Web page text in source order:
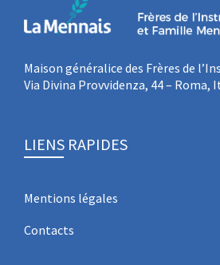
Maison généralice des Frères de
Via Divina Provvidenza, 44 – Roma,
LIENS RAPIDES
Mentions légales
Contacts